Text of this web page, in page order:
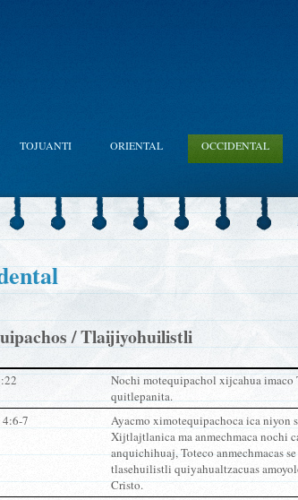
TOJUANTI ORIENTAL OCCIDENTAL
/ Tlaijiyohuilistli
Nochi motequipachol xijcahua imaco
quitlepanita.
7
Ayacmo ximotequipachoca ica niyon
Xijtlajtlanica ma anmechmaca nochi
anquichihuaj, Toteco anmechmacas
tlasehuilistli quiyahualtzacuas
Cristo.